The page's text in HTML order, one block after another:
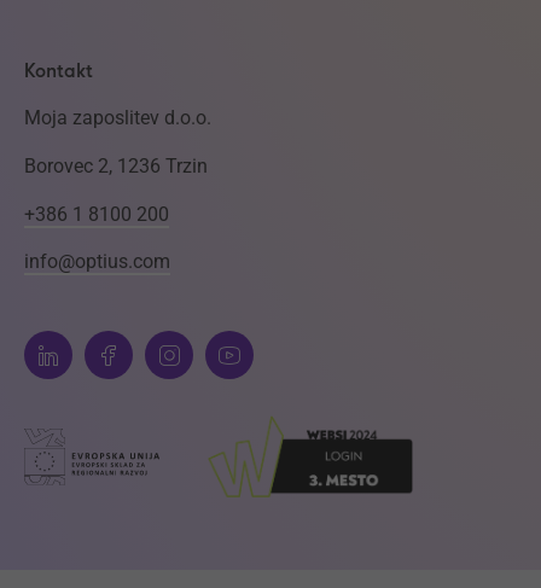
Kontakt
Moja zaposlitev d.o.o.
Borovec 2, 1236 Trzin
+386 1 8100 200
info@optius.com